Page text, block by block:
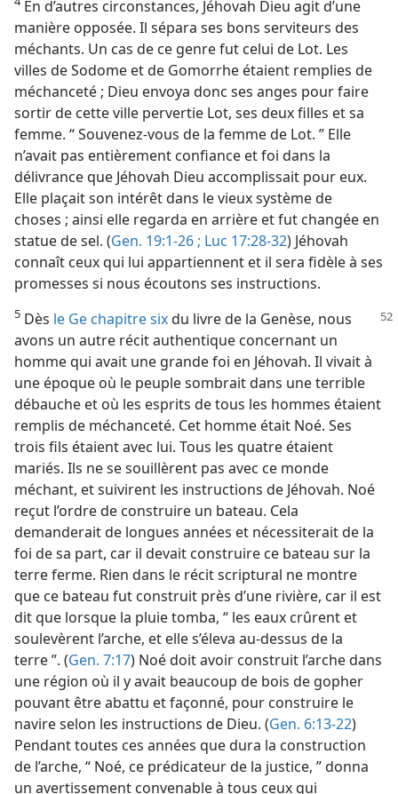
En d’autres circonstances, Jéhovah Dieu agit d’une
manière opposée. Il sépara ses bons serviteurs des
méchants. Un cas de ce genre fut celui de Lot. Les
villes de Sodome et de Gomorrhe étaient remplies de
méchanceté ; Dieu envoya donc ses anges pour faire
sortir de cette ville pervertie Lot, ses deux filles et sa
femme. “ Souvenez-​vous de la femme de Lot. ” Elle
n’avait pas entièrement confiance et foi dans la
délivrance que Jéhovah Dieu accomplissait pour eux.
Elle plaçait son intérêt dans le vieux système de
choses ; ainsi elle regarda en arrière et fut changée en
statue de sel. (Gen. 19:1-26 ; Luc 17:28-32) Jéhovah
connaît ceux qui lui appartiennent et il sera fidèle à ses
promesses si nous écoutons ses instructions.
5 Dès le Ge chapitre sixdu livre de la Genèse, nous
avons un autre récit authentique concernant un
homme qui avait une grande foi en Jéhovah. Il vivait à
une époque où le peuple sombrait dans une terrible
débauche et où les esprits de tous les hommes étaient
remplis de méchanceté. Cet homme était Noé. Ses
trois fils étaient avec lui. Tous les quatre étaient
mariés. Ils ne se souillèrent pas avec ce monde
méchant, et suivirent les instructions de Jéhovah. Noé
reçut l’ordre de construire un bateau. Cela
demanderait de longues années et nécessiterait de la
foi de sa part, car il devait construire ce bateau sur la
terre ferme. Rien dans le récit scriptural ne montre
que ce bateau fut construit près d’une rivière, car il est
dit que lorsque la pluie tomba, “ les eaux crûrent et
soulevèrent l’arche, et elle s’éleva au-dessus de la
terre ”. (Gen. 7:17) Noé doit avoir construit l’arche dans
une région où il y avait beaucoup de bois de gopher
pouvant être abattu et façonné, pour construire le
navire selon les instructions de Dieu. (Gen. 6:13-22)
Pendant toutes ces années que dura la construction
de l’arche, “ Noé, ce prédicateur de la justice, ” donna
un avertissement convenable à tous ceux qui